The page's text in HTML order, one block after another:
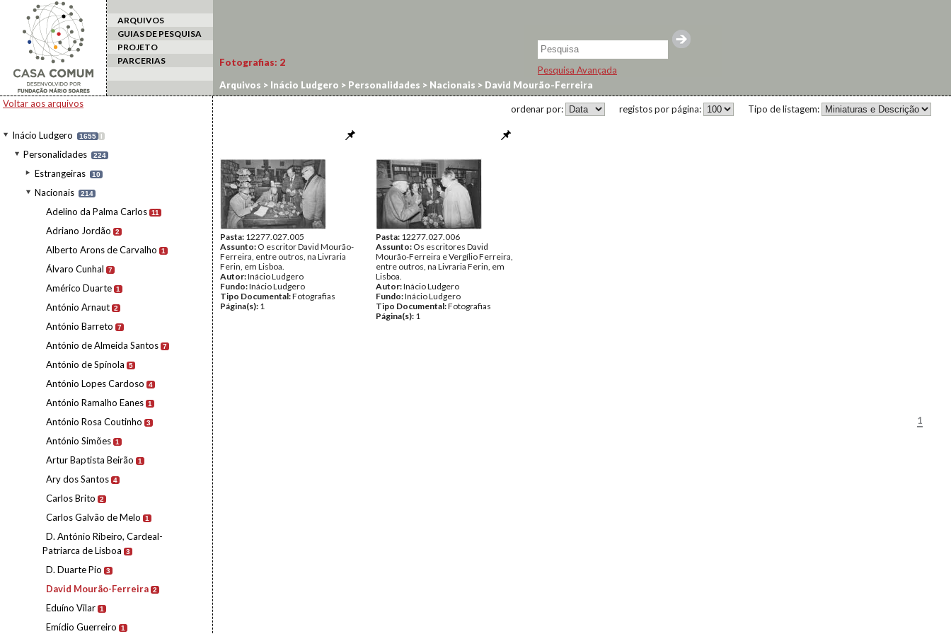
ARQUIVOS
GUIAS DE PESQUISA
PROJETO
PARCERIAS
Pesquisa Avançada
Voltar aos arquivos
Inácio Ludgero 1655 I
Personalidades 224
Estrangeiras 10
Nacionais 214
Adelino da Palma Carlos 11
Adriano Jordão 2
Alberto Arons de Carvalho 1
Álvaro Cunhal 7
Américo Duarte 1
António Arnaut 2
António Barreto 7
António de Almeida Santos 7
António de Spínola 5
António Lopes Cardoso 4
António Ramalho Eanes 1
António Rosa Coutinho 3
António Simões 1
Artur Baptista Beirão 1
Ary dos Santos 4
Carlos Brito 2
Carlos Galvão de Melo 1
D. António Ribeiro, Cardeal-
Patriarca de Lisboa
3
D. Duarte Pio 3
David Mourão-Ferreira 2
Eduíno Vilar 1
Emídio Guerreiro 1
Fotografias: 2
Arquivos > Inácio Ludgero > Personalidades > Nacionais > David Mourão-Ferreira
Tipo de listagem:
registos por página:
ordenar por:
Pasta: 12277.027.005
Assunto: O escritor David Mourão-
Ferreira, entre outros, na Livraria
Ferin, em Lisboa.
Autor:Inácio Ludgero
Fundo:Inácio Ludgero
Tipo Documental:Fotografias
Página(s): 1
Pasta: 12277.027.006
Assunto: Os escritores David
Mourão-Ferreira e Vergílio Ferreira,
entre outros, na Livraria Ferin, em
Lisboa.
Autor:Inácio Ludgero
Fundo:Inácio Ludgero
Tipo Documental:Fotografias
Página(s): 1
1